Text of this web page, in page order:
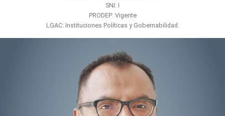
SNI: I
PRODEP: Vigente
LGAC: Instituciones Políticas y Gobernabilidad.